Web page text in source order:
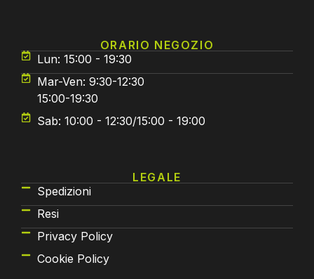
ORARIO NEGOZIO
Lun: 15:00 - 19:30
Mar-Ven: 9:30-12:30
15:00-19:30
Sab: 10:00 - 12:30/15:00 - 19:00
LEGALE
Spedizioni
Resi
Privacy Policy
Cookie Policy